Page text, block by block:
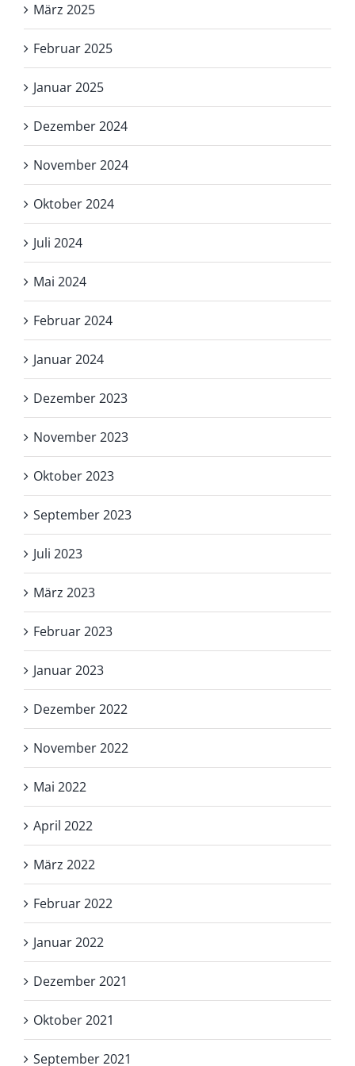
März 2025
Februar 2025
Januar 2025
Dezember 2024
November 2024
Oktober 2024
Juli 2024
Mai 2024
Februar 2024
Januar 2024
Dezember 2023
November 2023
Oktober 2023
September 2023
Juli 2023
März 2023
Februar 2023
Januar 2023
Dezember 2022
November 2022
Mai 2022
April 2022
März 2022
Februar 2022
Januar 2022
Dezember 2021
Oktober 2021
September 2021